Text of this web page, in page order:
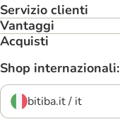
Servizio clienti
Vantaggi
Acquisti
Shop internazionali:
bitiba.it / it